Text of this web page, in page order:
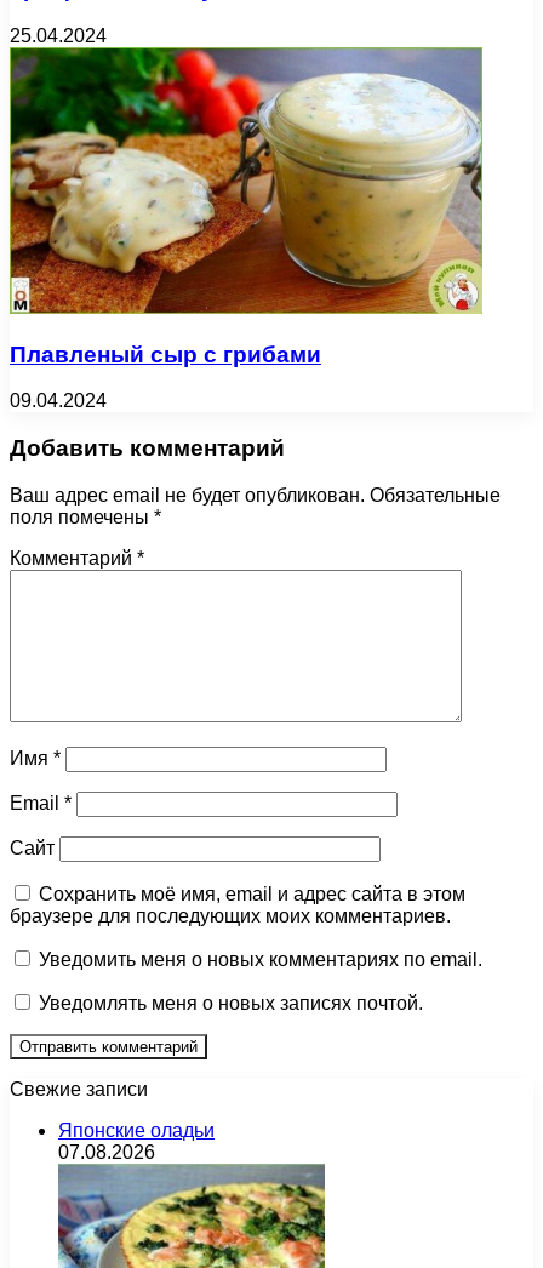
25.04.2024
Плавленый сыр с грибами
09.04.2024
Добавить комментарий
Ваш адрес email не будет опубликован. Обязательные
поля помечены *
Комментарий *
Имя *
Email *
Сайт
Сохранить моё имя, email и адрес сайта в этом
браузере для последующих моих комментариев.
Уведомить меня о новых комментариях по email.
Уведомлять меня о новых записях почтой.
Свежие записи
Японские оладьи
07.08.2026